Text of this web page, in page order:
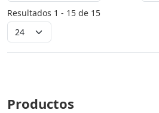
Resultados 1 - 15 de 15
Productos